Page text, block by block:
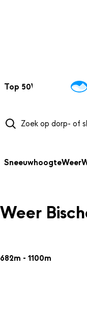
Top 50Webcams
SneeuwhoogteWeer
Weer
682m - 1100m